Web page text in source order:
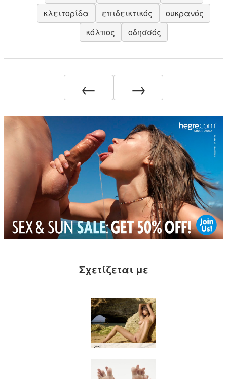
κλειτορίδα
επιδεικτικός
ουκρανός
κόλπος
οδησσός
← →
Σχετίζεται με
Φωτογράφιση γυμνής παραλίας της Άννας Λ.